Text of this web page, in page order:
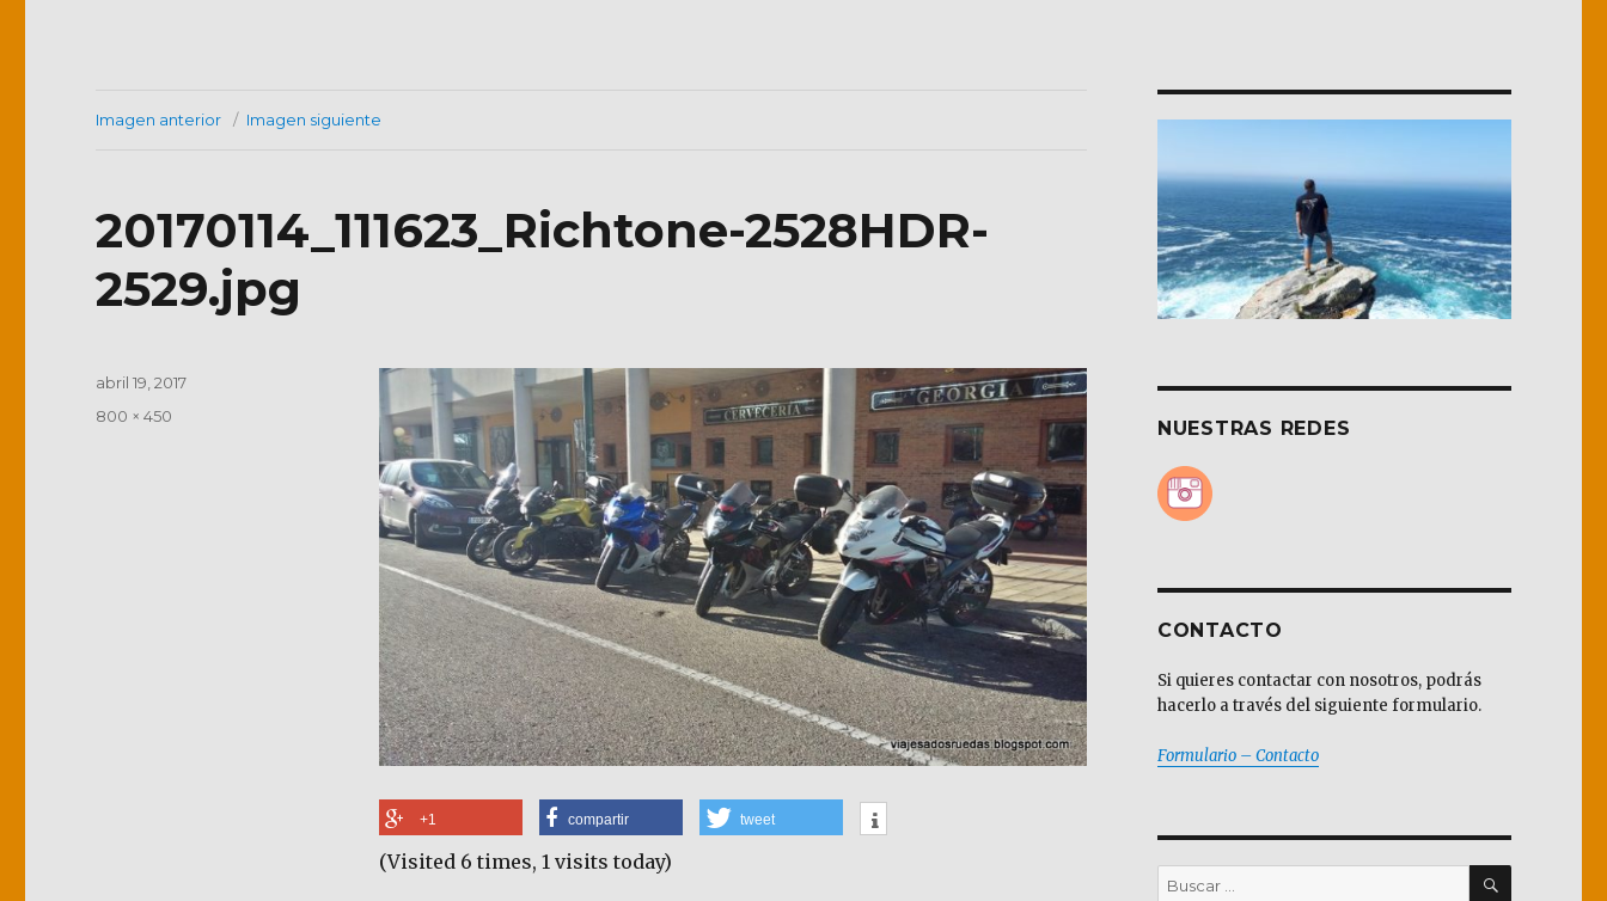
Imagen anterior Imagen siguiente
20170114_111623_Richtone-2528HDR-
2529.jpg
+1 compartir tweet
(Visited 6 times, 1 visits today)
Publicado
abril 19, 2017
Tamaño
800 × 450
NUESTRAS REDES
CONTACTO
Si quieres contactar con nosotros, podrás
hacerlo a través del siguiente formulario.
Formulario – Contacto
Buscar
BUSCAR